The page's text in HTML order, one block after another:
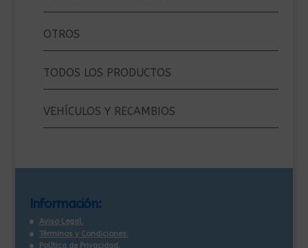
OTROS
TODOS LOS PRODUCTOS
VEHÍCULOS Y RECAMBIOS
Información:
Aviso Legal.
Términos y Condiciones.
Política de Privacidad.